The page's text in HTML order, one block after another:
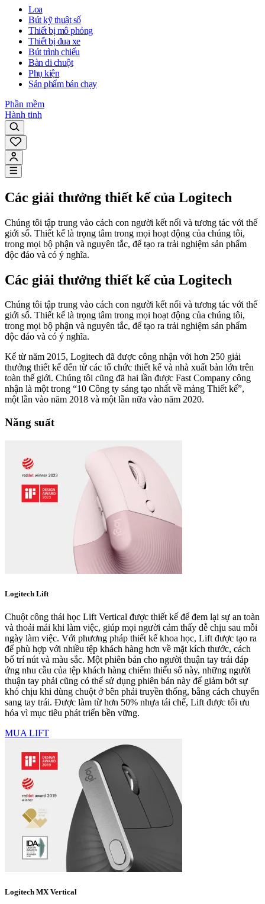
Loa
Bút kỹ thuật số
Thiết bị mô phỏng
Thiết bị đua xe
Bút trình chiếu
Bàn di chuột
Phụ kiện
Sản phẩm bán chạy
Phần mềm
Hành tinh
Các giải thưởng thiết kế của Logitech
Chúng tôi tập trung vào cách con người kết nối và tương tác với thế
giới số. Thiết kế là trọng tâm trong mọi hoạt động của chúng tôi,
trong mọi bộ phận và nguyên tắc, để tạo ra trải nghiệm sản phẩm
độc đáo và có ý nghĩa.
Các giải thưởng thiết kế của Logitech
Chúng tôi tập trung vào cách con người kết nối và tương tác với thế
giới số. Thiết kế là trọng tâm trong mọi hoạt động của chúng tôi,
trong mọi bộ phận và nguyên tắc, để tạo ra trải nghiệm sản phẩm
độc đáo và có ý nghĩa.
Kể từ năm 2015, Logitech đã được công nhận với hơn 250 giải
thưởng thiết kế đến từ các tổ chức thiết kế và nhà xuất bản lớn trên
toàn thế giới. Chúng tôi cũng đã hai lần được Fast Company công
nhận là một trong “10 Công ty sáng tạo nhất về mảng Thiết kế”,
một lần vào năm 2018 và một lần nữa vào năm 2020.
Năng suất
Logitech Lift
Chuột công thái học Lift Vertical được thiết kế để đem lại sự an toàn
và thoải mái khi làm việc, giúp mọi người cảm thấy dễ chịu sau mỗi
ngày làm việc. Với phương pháp thiết kế khoa học, Lift được tạo ra
để phù hợp với nhiều tệp khách hàng hơn về mặt kích thước, cách
bố trí nút và màu sắc. Một phiên bản cho người thuận tay trái đáp
ứng nhu cầu của tệp khách hàng chiếm thiểu số này, những người
thuận tay phải cũng có thể sử dụng phiên bản này để giảm bớt sự
khó chịu khi dùng chuột ở bên phải truyền thống, bằng cách chuyển
sang tay trái. Được làm từ hơn 50% nhựa tái chế, Lift được tối ưu
hóa vì mục tiêu phát triển bền vững.
MUA LIFT
Logitech MX Vertical